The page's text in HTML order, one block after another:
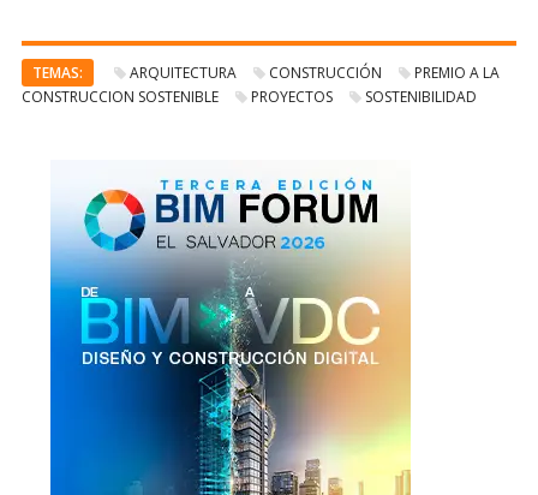
TEMAS: ARQUITECTURA CONSTRUCCIÓN
PREMIO A LA
CONSTRUCCION SOSTENIBLE
PROYECTOS SOSTENIBILIDAD